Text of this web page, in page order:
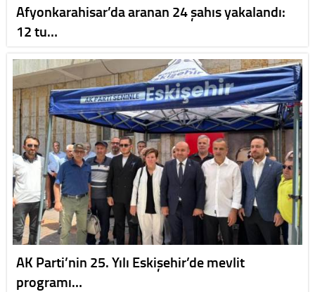
Afyonkarahisar’da aranan 24 şahıs yakalandı:
12 tu…
AK Parti’nin 25. Yılı Eskişehir’de mevlit
programı…